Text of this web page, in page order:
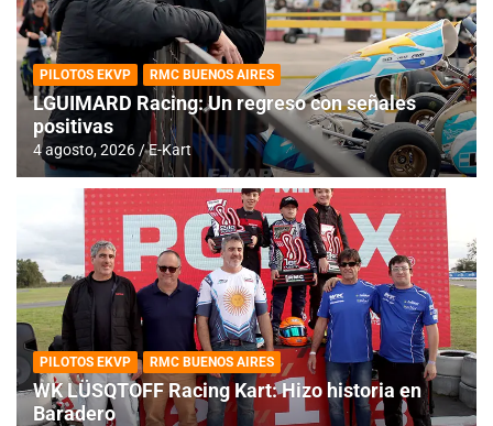
PILOTOS EKVP RMC BUENOS AIRES
LGUIMARD Racing: Un regreso con señales
positivas
4 agosto, 2026 E-Kart
PILOTOS EKVP RMC BUENOS AIRES
WK LÜSQTOFF Racing Kart: Hizo historia en
Baradero